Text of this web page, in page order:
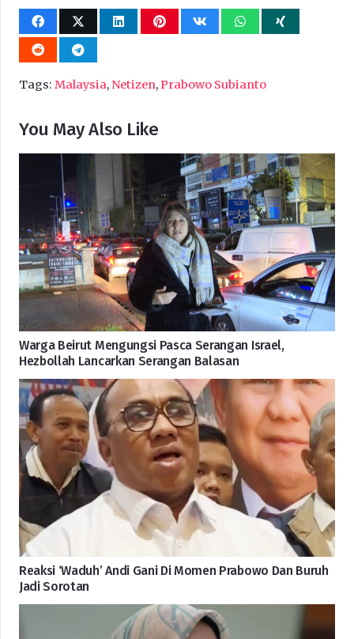
Tags: Malaysia, Netizen,Prabowo Subianto
You May Also Like
Warga Beirut Mengungsi Pasca Serangan Israel,
Hezbollah Lancarkan Serangan Balasan
Reaksi ‘Waduh’ Andi Gani Di Momen Prabowo Dan Buruh
Jadi Sorotan